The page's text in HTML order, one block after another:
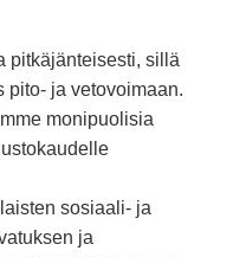
pitkäjänteisesti, sillä
pito- ja vetovoimaan.
monipuolisia
sosiaali- ja
ja